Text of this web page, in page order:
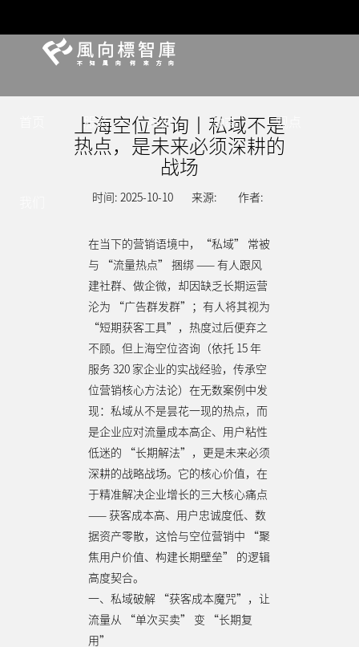
服务 案例 动态 观点
上海空位咨询丨私域不是
热点，是未来必须深耕的
战场
时间: 2025-10-10 来源: 作者:
在当下的营销语境中，“私域” 常被
与 “流量热点” 捆绑 —— 有人跟风
建社群、做企微，却因缺乏长期运营
沦为 “广告群发群”；有人将其视为
“短期获客工具”，热度过后便弃之
不顾。但上海空位咨询（依托 15 年
服务 320 家企业的实战经验，传承空
位营销核心方法论）在无数案例中发
现：私域从不是昙花一现的热点，而
是企业应对流量成本高企、用户粘性
低迷的 “长期解法”，更是未来必须
深耕的战略战场。它的核心价值，在
于精准解决企业增长的三大核心痛点
—— 获客成本高、用户忠诚度低、数
据资产零散，这恰与空位营销中 “聚
焦用户价值、构建长期壁垒” 的逻辑
高度契合。
一、私域破解 “获客成本魔咒”，让
流量从 “单次买卖” 变 “长期复
用”